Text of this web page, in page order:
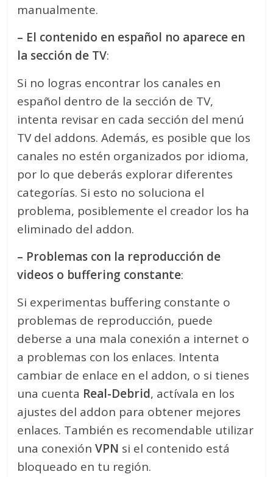
manualmente.
– El contenido en español no aparece en
la sección de TV:
Si no logras encontrar los canales en
español dentro de la sección de TV,
intenta revisar en cada sección del menú
TV del addons. Además, es posible que los
canales no estén organizados por idioma,
por lo que deberás explorar diferentes
categorías. Si esto no soluciona el
problema, posiblemente el creador los ha
eliminado del addon.
– Problemas con la reproducción de
videos o buffering constante:
Si experimentas buffering constante o
problemas de reproducción, puede
deberse a una mala conexión a internet o
a problemas con los enlaces. Intenta
cambiar de enlace en el addon, o si tienes
una cuenta Real-Debrid, actívala en los
ajustes del addon para obtener mejores
enlaces. También es recomendable utilizar
una conexiónVPN si el contenido está
bloqueado en tu región.